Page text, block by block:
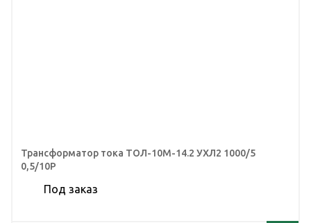
Трансформатор тока ТОЛ-10М-14.2 УХЛ2 1000/5
0,5/10Р
Под заказ